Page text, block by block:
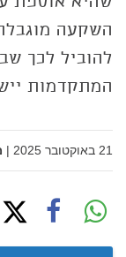
השקעה
להוביל לכך
המתקדמות
21 באוקטובר 2025 |